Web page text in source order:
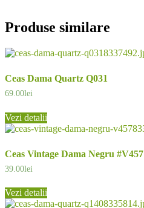
Produse similare
Ceas Dama Quartz Q031
69.00lei
Vezi detalii
Ceas Vintage Dama Negru #V457
39.00lei
Vezi detalii